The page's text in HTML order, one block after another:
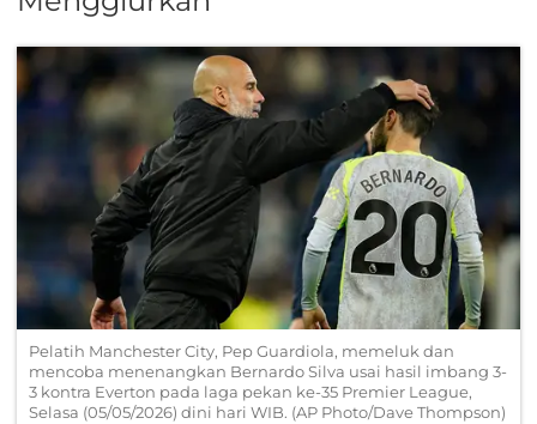
Pelatih Manchester City, Pep Guardiola, memeluk dan
mencoba menenangkan Bernardo Silva usai hasil imbang 3-
3 kontra Everton pada laga pekan ke-35 Premier League,
Selasa (05/05/2026) dini hari WIB. (AP Photo/Dave Thompson)